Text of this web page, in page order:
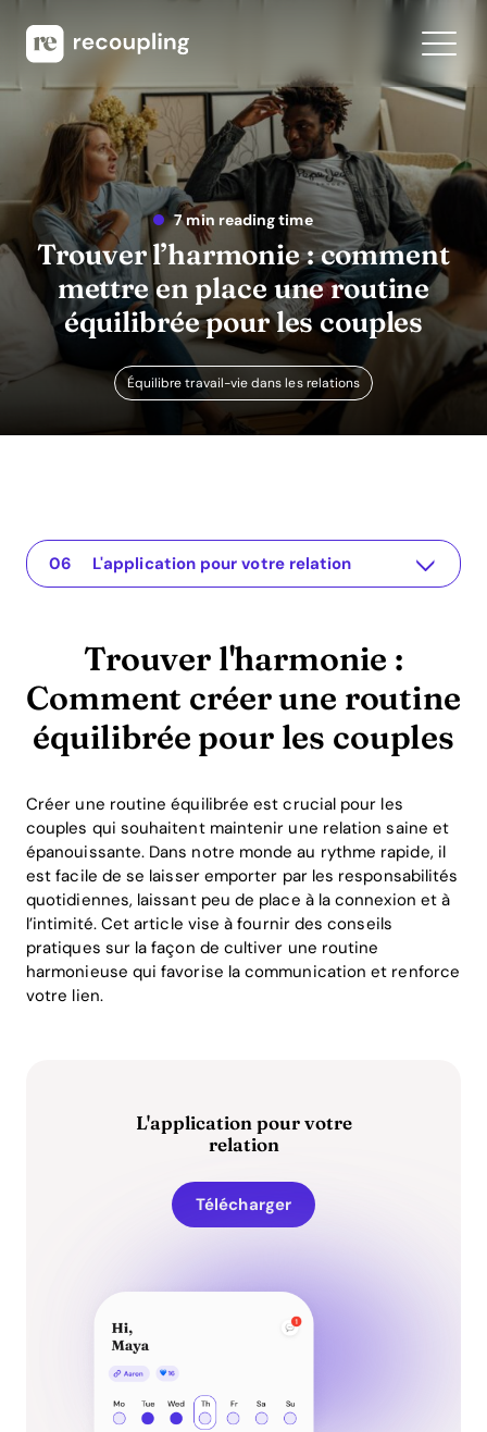
7 min reading time
Trouver l’harmonie : comment
mettre en place une routine
équilibrée pour les couples
Équilibre travail-vie dans les relations
Trouver l'harmonie : Comment créer une routine équilibrée pour les couples
L'application pour votre relation
Comprendre le problème
Solutions pratiques ou idées
Conclusion ou enseignement
L'application pour votre relation
Trouver l'harmonie :
Comment créer une routine
équilibrée pour les couples
Créer une routine équilibrée est crucial pour les
couples qui souhaitent maintenir une relation saine et
épanouissante. Dans notre monde au rythme rapide, il
est facile de se laisser emporter par les responsabilités
quotidiennes, laissant peu de place à la connexion et à
l’intimité. Cet article vise à fournir des conseils
pratiques sur la façon de cultiver une routine
harmonieuse qui favorise la communication et renforce
votre lien.
L'application pour votre
relation
Télécharger